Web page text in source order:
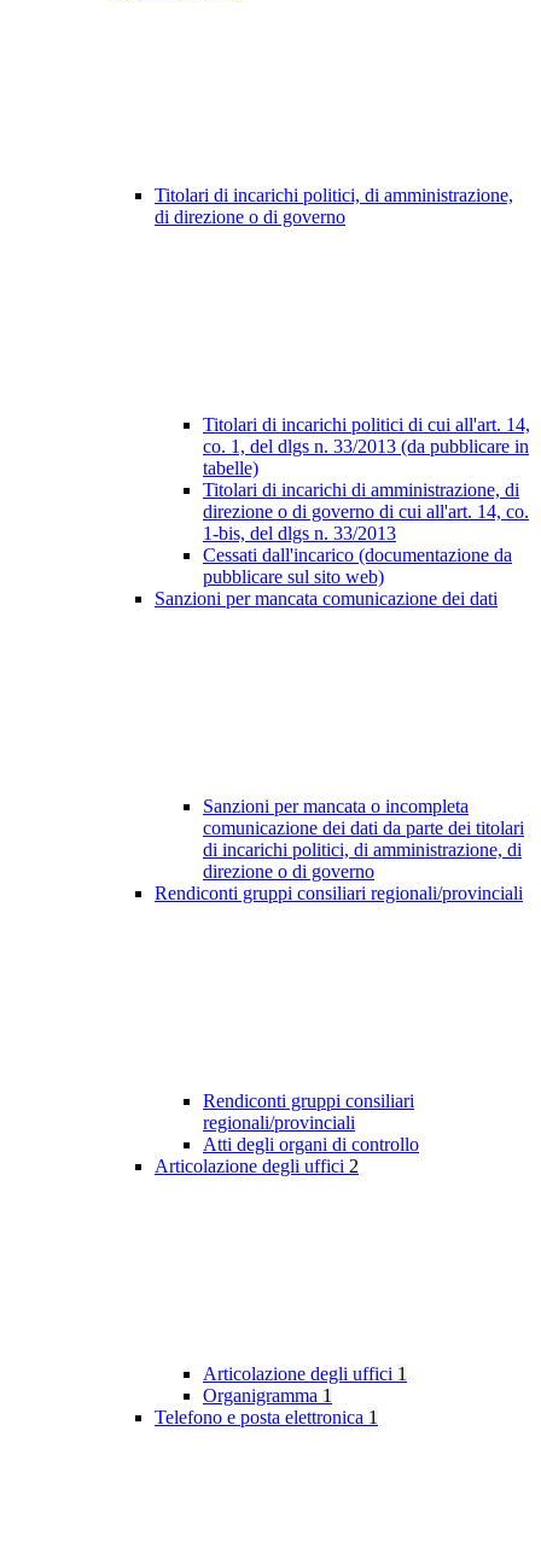
Titolari di incarichi politici, di amministrazione,
di direzione o di governo
Titolari di incarichi politici di cui all'art. 14,
co. 1, del dlgs n. 33/2013 (da pubblicare in
tabelle)
Titolari di incarichi di amministrazione, di
direzione o di governo di cui all'art. 14, co.
1-bis, del dlgs n. 33/2013
Cessati dall'incarico (documentazione da
pubblicare sul sito web)
Sanzioni per mancata comunicazione dei dati
Sanzioni per mancata o incompleta
comunicazione dei dati da parte dei titolari
di incarichi politici, di amministrazione, di
direzione o di governo
Rendiconti gruppi consiliari regionali/provinciali
Rendiconti gruppi consiliari
regionali/provinciali
Atti degli organi di controllo
Articolazione degli uffici 2
Articolazione degli uffici 1
Organigramma 1
Telefono e posta elettronica 1